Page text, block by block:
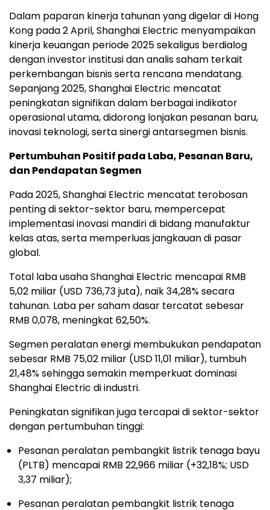
Dalam paparan kinerja tahunan yang digelar di Hong
Kong pada 2 April, Shanghai Electric menyampaikan
kinerja keuangan periode 2025 sekaligus berdialog
dengan investor institusi dan analis saham terkait
perkembangan bisnis serta rencana mendatang.
Sepanjang 2025, Shanghai Electric mencatat
peningkatan signifikan dalam berbagai indikator
operasional utama, didorong lonjakan pesanan baru,
inovasi teknologi, serta sinergi antarsegmen bisnis.
Pertumbuhan Positif pada Laba, Pesanan Baru,
dan Pendapatan Segmen
Pada 2025, Shanghai Electric mencatat terobosan
penting di sektor-sektor baru, mempercepat
implementasi inovasi mandiri di bidang manufaktur
kelas atas, serta memperluas jangkauan di pasar
global.
Total laba usaha Shanghai Electric mencapai RMB
5,02 miliar (USD 736,73 juta), naik 34,28% secara
tahunan. Laba per saham dasar tercatat sebesar
RMB 0,078, meningkat 62,50%.
Segmen peralatan energi membukukan pendapatan
sebesar RMB 75,02 miliar (USD 11,01 miliar), tumbuh
21,48% sehingga semakin memperkuat dominasi
Shanghai Electric di industri.
Peningkatan signifikan juga tercapai di sektor-sektor
dengan pertumbuhan tinggi:
Pesanan peralatan pembangkit listrik tenaga bayu
(PLTB) mencapai RMB 22,966 miliar (+32,18%; USD
3,37 miliar);
Pesanan peralatan pembangkit listrik tenaga